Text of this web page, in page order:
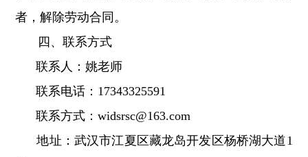
者，解除劳动合同。
四、联系方式
联系人：姚老师
联系电话：17343325591
联系方式：widsrsc@163.com
地址：武汉市江夏区藏龙岛开发区杨桥湖大道1